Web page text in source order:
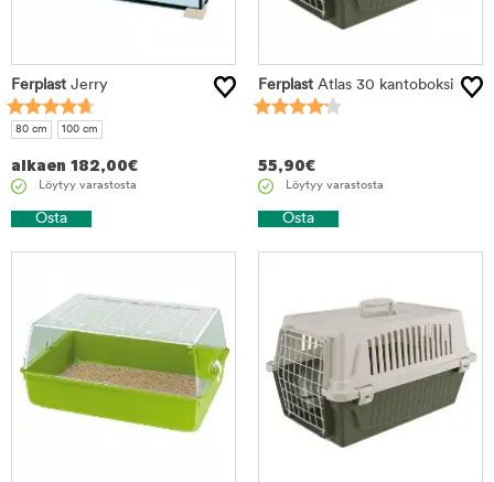
Ferplast Jerry
80 cm 100 cm
alkaen 182,00€
Löytyy varastosta
Osta
Ferplast Atlas 30 kantoboksi
55,90€
Löytyy varastosta
Osta